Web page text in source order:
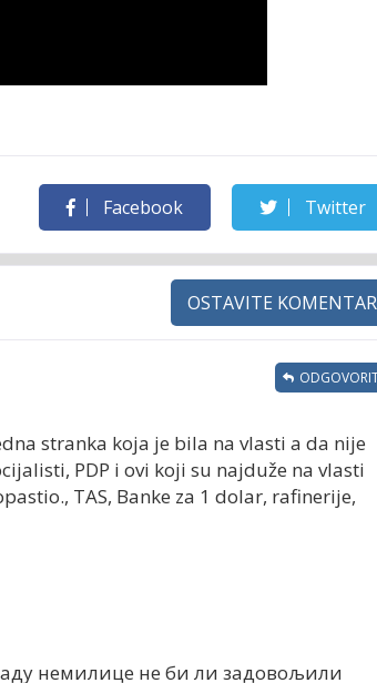
Facebook Twitter
OSTAVITE KOMENTAR
stranka koja je bila na vlasti a da nije
PDP i ovi koji su najduže na vlasti
TAS, Banke za 1 dolar, rafinerije,
немилице не би ли задовољили